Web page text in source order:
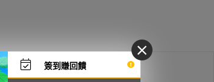
簽到賺回饋